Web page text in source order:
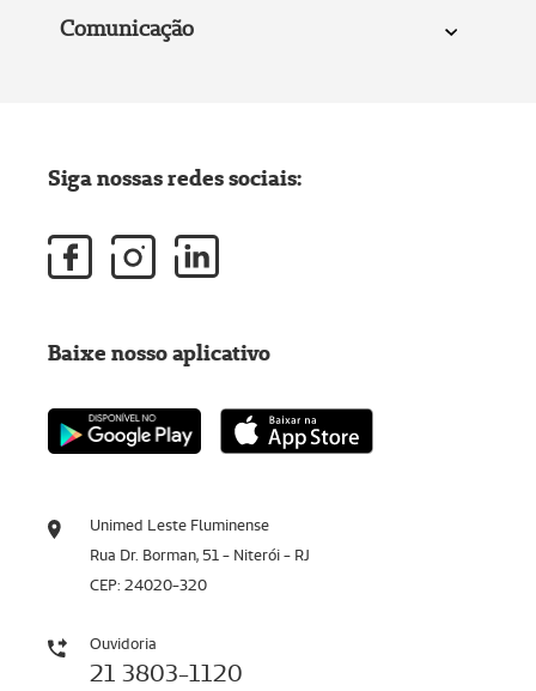
Comunicação
Unimed Leste Fluminense
Rua Dr. Borman, 51 - Niterói - RJ
CEP: 24020-320
Ouvidoria
21 3803-1120
Siga nossas redes sociais:
Baixe nosso aplicativo